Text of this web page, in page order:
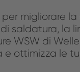
migliorare
saldatura, la
WSW di
e ottimizza le